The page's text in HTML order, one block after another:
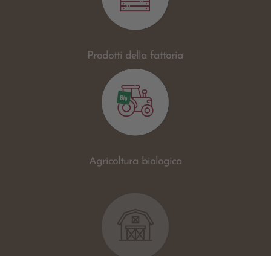
Prodotti della fattoria
Agricoltura biologica